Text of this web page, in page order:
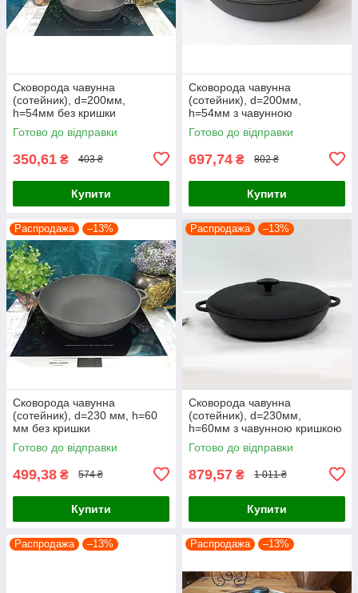
Сковорода чавунна
(сотейник), d=200мм,
h=54мм без кришки
Готово до відправки
350,61 ₴ 403 ₴
Купити
Сковорода чавунна
(сотейник), d=200мм,
h=54мм з чавунною
кришкою-сковородою
Готово до відправки
697,74 ₴ 802 ₴
Купити
Распродажа –13%
Сковорода чавунна
(сотейник), d=230 мм, h=60
мм без кришки
Готово до відправки
499,38 ₴ 574 ₴
Купити
Распродажа –13%
Сковорода чавунна
(сотейник), d=230мм,
h=60мм з чавунною кришкою
Готово до відправки
879,57 ₴ 1 011 ₴
Купити
Распродажа –13% Распродажа –13%